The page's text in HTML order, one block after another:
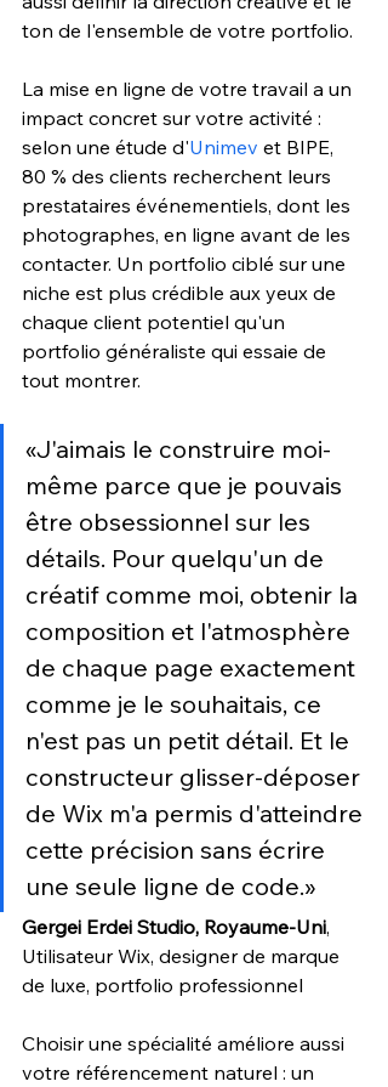
ton de l'ensemble de votre portfolio.
La mise en ligne de votre travail a un
impact concret sur votre activité :
selon une étude d'Unimev et BIPE,
80 % des clients recherchent leurs
prestataires événementiels, dont les
photographes, en ligne avant de les
contacter. Un portfolio ciblé sur une
niche est plus crédible aux yeux de
chaque client potentiel qu'un
portfolio généraliste qui essaie de
tout montrer.
«J'aimais le construire moi-
même parce que je pouvais
être obsessionnel sur les
détails. Pour quelqu'un de
créatif comme moi, obtenir la
composition et l'atmosphère
de chaque page exactement
comme je le souhaitais, ce
n'est pas un petit détail. Et le
constructeur glisser-déposer
de Wix m'a permis d'atteindre
cette précision sans écrire
une seule ligne de code.»
Gergei Erdei Studio, Royaume-Uni,
Utilisateur Wix, designer de marque
de luxe, portfolio professionnel
Choisir une spécialité améliore aussi
votre référencement naturel : un